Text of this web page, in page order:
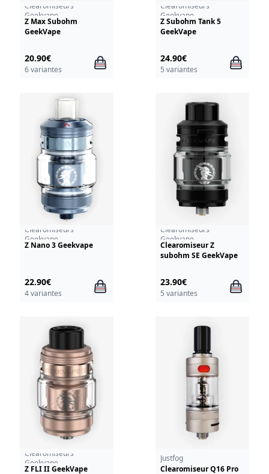
Clearomiseurs
Geekvape
Z Max Subohm
GeekVape
20.90€
6 variantes
Clearomiseurs
Geekvape
Z Subohm Tank 5
GeekVape
24.90€
5 variantes
Clearomiseurs
Geekvape
Z Nano 3 Geekvape
22.90€
4 variantes
Clearomiseurs
Geekvape
Clearomiseur Z
subohm SE GeekVape
23.90€
5 variantes
Clearomiseurs
Geekvape
Z FLI II GeekVape
Justfog
Clearomiseur Q16 Pro